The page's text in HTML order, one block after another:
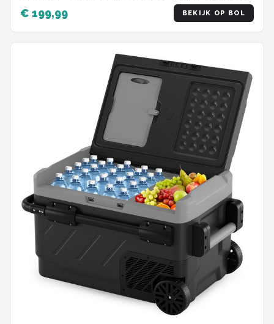
€ 199,99 BEKIJK OP BOL